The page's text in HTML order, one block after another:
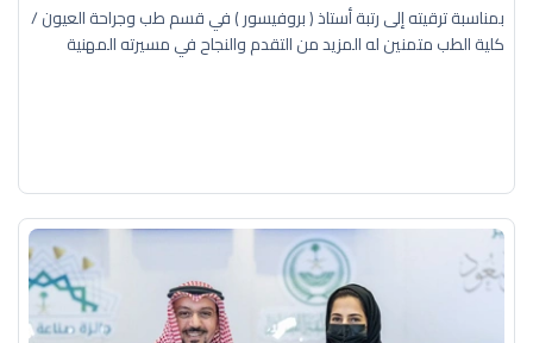
بمناسبة ترقيته إلى رتبة أستاذ ( بروفيسور ) في قسم طب وجراحة العيون /
كلية الطب متمنين له المزيد من التقدم والنجاح في مسيرته المهنية